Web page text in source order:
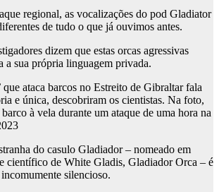
regional, as vocalizações do pod Gladiator
de tudo o que já ouvimos antes.
dizem que estas orcas agressivas
a sua própria linguagem privada.
ataca barcos no Estreito de Gibraltar fala
e única, descobriram os cientistas. Na foto,
à vela durante um ataque de uma hora na
do casulo Gladiador – nomeado em
científico de White Gladis, Gladiador Orca – é
silencioso.